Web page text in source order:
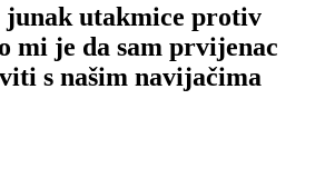
utakmice protiv
mi je da sam prvijenac
s našim navijačima